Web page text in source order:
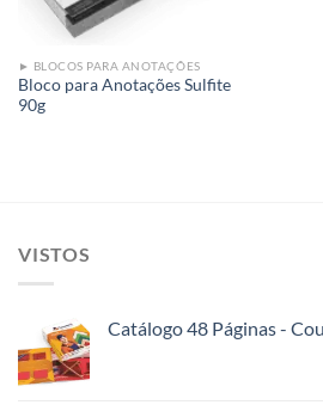
► BLOCOS PARA ANOTAÇÕES
Bloco para Anotações Sulfite
90g
VISTOS
Catálogo 48 Páginas -